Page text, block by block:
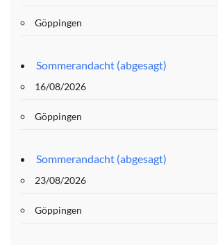
Göppingen
Sommerandacht (abgesagt)
16/08/2026
Göppingen
Sommerandacht (abgesagt)
23/08/2026
Göppingen